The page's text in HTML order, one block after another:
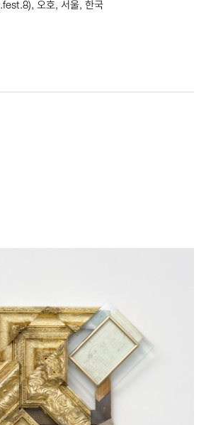
.fest.8), 오호, 서울, 한국